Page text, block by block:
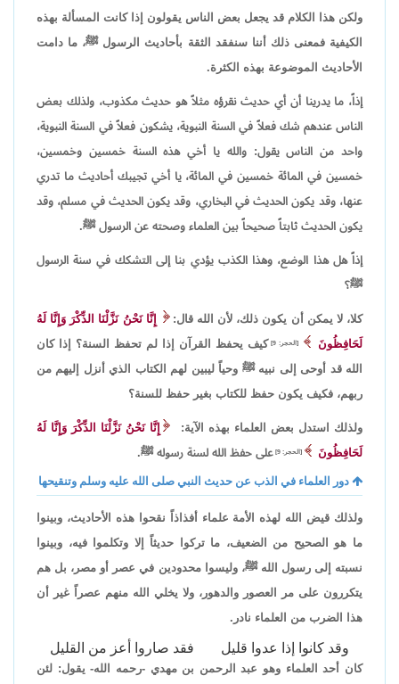
ولكن هذا الكلام قد يجعل بعض الناس يقولون إذا كانت المسألة بهذه
الكيفية فمعنى ذلك أننا سنفقد الثقة بأحاديث الرسول ﷺ، ما دامت
الأحاديث الموضوعة بهذه الكثرة.
إذاً، ما يدرينا أن أي حديث نقرؤه مثلاً هو حديث مكذوب، ولذلك بعض
الناس عندهم شك فعلاً في السنة النبوية، يشكون فعلاً في السنة النبوية،
واحد من الناس يقول: والله يا أخي هذه السنة خمسين وخمسين،
خمسين في المائة خمسين في المائة، يا أخي تجيبك أحاديث ما تدري
عنها، وقد يكون الحديث في البخاري، وقد يكون الحديث في مسلم، وقد
يكون الحديث ثابتاً صحيحاً بين العلماء وصحته عن الرسول ﷺ.
إذاً هل هذا الوضع، وهذا الكذب يؤدي بنا إلى التشكك في سنة الرسول
ﷺ؟
كلا، لا يمكن أن يكون ذلك، لأن الله قال:
إِنَّا نَحْنُ نَزَّلْنَا الذِّكْرَ وَإِنَّا لَهُ
لَحَافِظُونَ
[الحجر: 9]
كيف يحفظ القرآن إذا لم تحفظ السنة؟ إذا كان
الله قد أوحى إلى نبيه ﷺ وحياً ليبين لهم الكتاب الذي أنزل إليهم من
ربهم، فكيف يكون حفظ للكتاب بغير حفظ للسنة؟
ولذلك استدل بعض العلماء بهذه الآية:
إِنَّا نَحْنُ نَزَّلْنَا الذِّكْرَ وَإِنَّا لَهُ
لَحَافِظُونَ
[الحجر: 9] على حفظ الله لسنة رسوله ﷺ.
دور العلماء في الذب عن حديث النبي صلى الله عليه وسلم وتنقيحها
ولذلك قيض الله لهذه الأمة علماء أفذاذاً نقحوا هذه الأحاديث، وبينوا
ما هو الصحيح من الضعيف، ما تركوا حديثاً إلا وتكلموا فيه، وبينوا
نسبته إلى رسول الله ﷺ، وليسوا محدودين في عصر أو مصر، بل هم
يتكررون على مر العصور والدهور، ولا يخلي الله منهم عصراً غير أن
هذا الضرب من العلماء نادر.
وقد كانوا إذا عدوا قليل فقد صاروا أعز من القليل
كان أحد العلماء وهو عبد الرحمن بن مهدي -رحمه الله- يقول: لئن